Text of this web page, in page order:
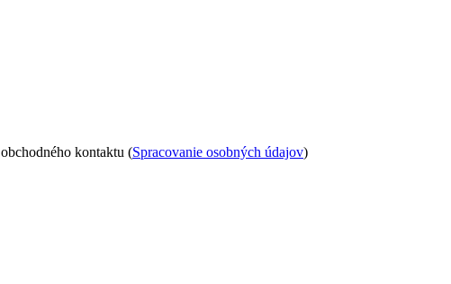
kontaktu (Spracovanie osobných údajov)